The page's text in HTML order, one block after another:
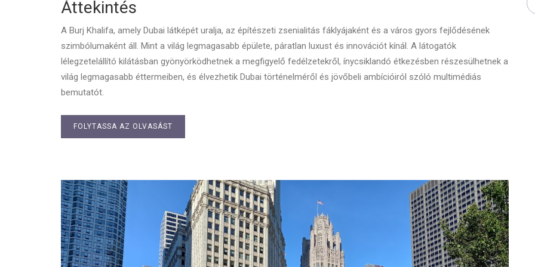
Áttekintés
A Burj Khalifa, amely Dubai látképét uralja, az építészeti zsenialitás fáklyájaként és a város gyors fejlődésének
szimbólumaként áll. Mint a világ legmagasabb épülete, páratlan luxust és innovációt kínál. A látogatók
lélegzetelállító kilátásban gyönyörködhetnek a megfigyelő fedélzetekről, ínycsiklandó étkezésben részesülhetnek a
világ legmagasabb éttermeiben, és élvezhetik Dubai történelméről és jövőbeli ambícióiról szóló multimédiás
bemutatót.
FOLYTASSA AZ OLVASÁST